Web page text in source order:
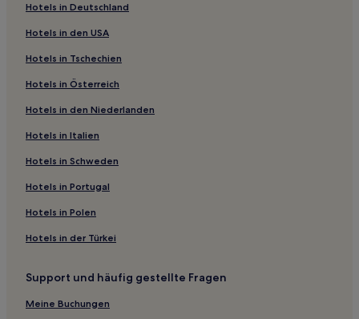
Hotels nahe Bushaltestelle Hauptstraße Ismaning
Hotels nahe Straßenbahnhaltestelle Schwabinger Tor
Ismaning Hotels
Aufkirchen Hotels
Hotels nahe Golf Center of Excellence
Hotels nahe Bahnhof Bruckberg
Markt Schwaben Hotels
Kirchberg Hotels
Landkreis Freising: Hotels
Hotels nahe Bahnhof Unterföhring
Hotels nahe Straßenbahnhaltestelle Schlösselgarten
Langengeisling Hotels
Hotels in Deutschland
Hotels in den USA
Hotels in Tschechien
Hotels in Österreich
Hotels in den Niederlanden
Hotels in Italien
Hotels in Schweden
Hotels in Portugal
Hotels in Polen
Hotels in der Türkei
Support und häufig gestellte Fragen
Meine Buchungen